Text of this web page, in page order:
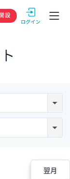
GMOクリック
設
翌月